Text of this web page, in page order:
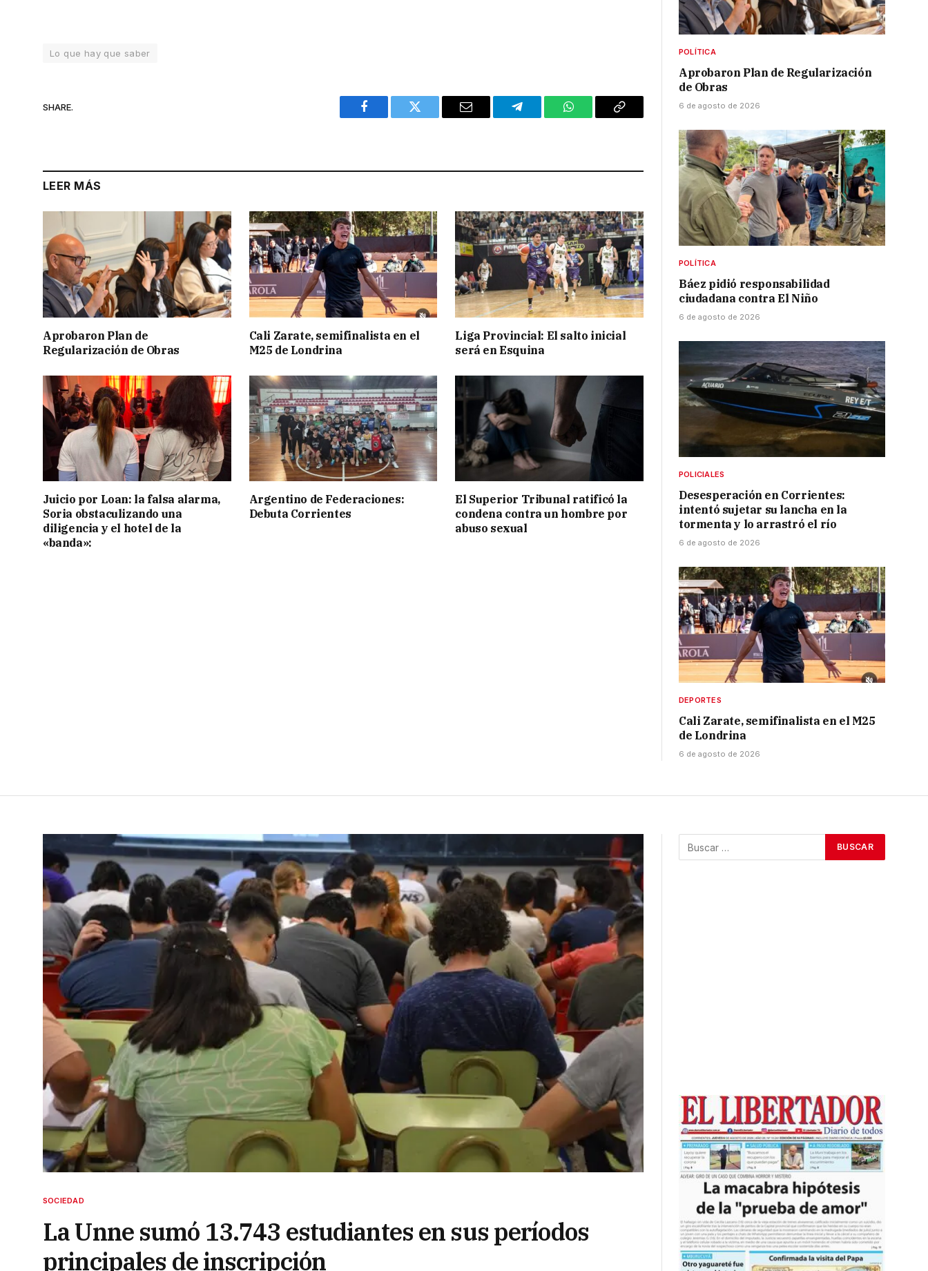
Lo que hay que saber
SHARE.
Facebook Twitter Email Telegram WhatsAppCopy
LEER MÁS
Aprobaron Plan de
Regularización de Obras
Cali Zarate, semifinalista en el
M25 de Londrina
Liga Provincial: El salto inicial
será en Esquina
Juicio por Loan: la falsa alarma,
Soria obstaculizando una
diligencia y el hotel de la
«banda»:
Argentino de Federaciones:
Debuta Corrientes
El Superior Tribunal ratificó la
condena contra un hombre por
abuso sexual
POLÍTICA
Aprobaron Plan de Regularización
de Obras
6 de agosto de 2026
POLÍTICA
Báez pidió responsabilidad
ciudadana contra El Niño
6 de agosto de 2026
POLICIALES
Desesperación en Corrientes:
intentó sujetar su lancha en la
tormenta y lo arrastró el río
6 de agosto de 2026
DEPORTES
Cali Zarate, semifinalista en el M25
de Londrina
6 de agosto de 2026
SOCIEDAD
La Unne sumó 13.743 estudiantes en sus períodos
principales de inscripción